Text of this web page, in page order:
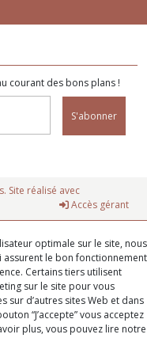
courant des bons plans !
S'abonner
Site réalisé avec
Accès gérant
optimale sur le site, nous
le bon fonctionnement
Certains tiers utilisent
sur le site pour vous
sur d’autres sites Web et dans
“J’accepte” vous acceptez
plus, vous pouvez lire notre